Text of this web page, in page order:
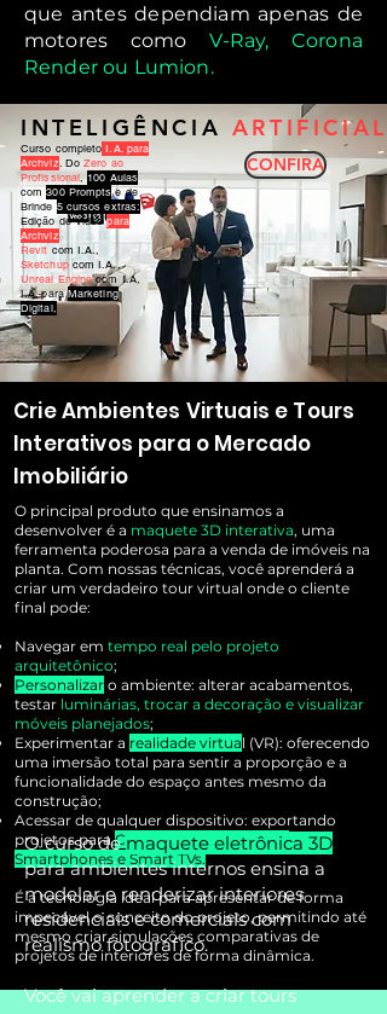
que antes dependiam apenas de
motores como V-Ray, Corona
Render ou Lumion.
INTELIGÊNCIA ARTIFICIAL
Curso completo I.A. para
Archviz. Do Zero ao
Profissional,100 Aulas
com300 Prompts e de
Brinde 5 cursos extras:
Edição de Vídeo para
Archviz
Revit com I.A.,
Sketchupcom I.A.,
Unreal Enginecom I.A,
I.A. paraMarketing
Digital,
CONFIRA
Crie Ambientes Virtuais e Tours
Interativos para o Mercado
Imobiliário
O principal produto que ensinamos a
desenvolver é a maquete 3D interativa, uma
ferramenta poderosa para a venda de imóveis na
planta. Com nossas técnicas, você aprenderá a
criar um verdadeiro tour virtual onde o cliente
final pode:
Navegar em tempo real pelo projeto
arquitetônico;
Personalizar o ambiente: alterar acabamentos,
testar luminárias, trocar a decoração e visualizar
móveis planejados;
Experimentar a realidade virtual (VR): oferecendo
uma imersão total para sentir a proporção e a
funcionalidade do espaço antes mesmo da
construção;
Acessar de qualquer dispositivo: exportando
projetos paraComputadores, Tablets,
Smartphones e Smart TVs.
É a tecnologia ideal para apresentar de forma
impecável o conceito do projeto, permitindo até
mesmo criar simulações comparativas de
projetos de interiores de forma dinâmica.
O curso demaquete eletrônica 3D
para ambientes internos ensina a
modelar e renderizar interiores
residenciais e comerciais com
realismo fotográfico.
Você vai aprender a criar tours